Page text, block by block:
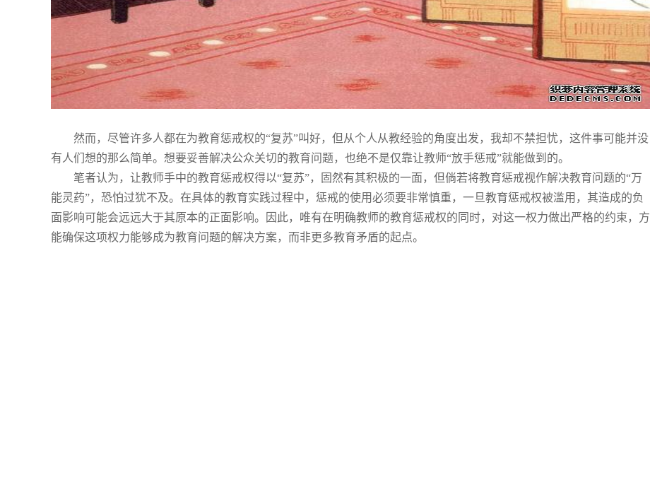
然而，尽管许多人都在为教育惩戒权的“复苏”叫好，但从个人从教经验的角度出发，我却不禁担忧，这件事可能并没
有人们想的那么简单。想要妥善解决公众关切的教育问题，也绝不是仅靠让教师“放手惩戒”就能做到的。
笔者认为，让教师手中的教育惩戒权得以“复苏”，固然有其积极的一面，但倘若将教育惩戒视作解决教育问题的“万
能灵药”，恐怕过犹不及。在具体的教育实践过程中，惩戒的使用必须要非常慎重，一旦教育惩戒权被滥用，其造成的负
面影响可能会远远大于其原本的正面影响。因此，唯有在明确教师的教育惩戒权的同时，对这一权力做出严格的约束，方
能确保这项权力能够成为教育问题的解决方案，而非更多教育矛盾的起点。